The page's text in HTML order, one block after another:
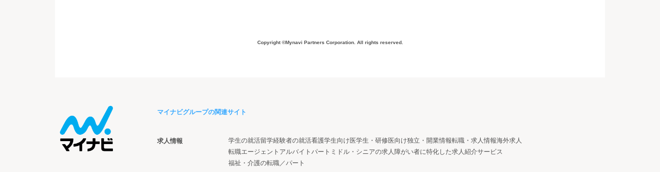
Copyright ©Mynavi Partners Corporation. All rights reserved.
マイナビグループの関連サイト
求人情報 学生の就活留学経験者の就活看護学生向け 医学生・研修医向け独立・開業情報転職・求人情報海外求人
転職エージェント アルバイト パート ミドル・シニアの求人 障がい者に特化した求人紹介サービス
福祉・介護の転職／パート